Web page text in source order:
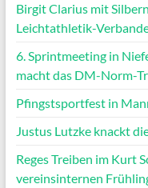
Birgit Clarius mit
Leichtathletik-
6. Sprintmeeting in
macht das DM-Norm-
Pfingstsportfest in
Justus Lutzke knackt
Reges Treiben im Kurt
vereinsinternen